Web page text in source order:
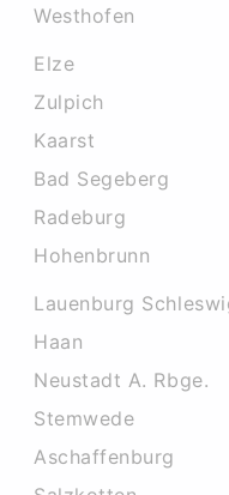
Westhofen
Elze
Zulpich
Kaarst
Bad Segeberg
Radeburg
Hohenbrunn
Lauenburg
Haan
Neustadt A. Rbge.
Stemwede
Aschaffenburg